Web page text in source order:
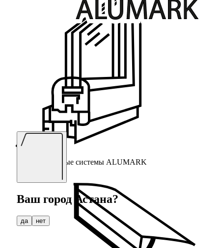
Алюминиевые системы ALUMARK
Ваш город Астана?
да нет